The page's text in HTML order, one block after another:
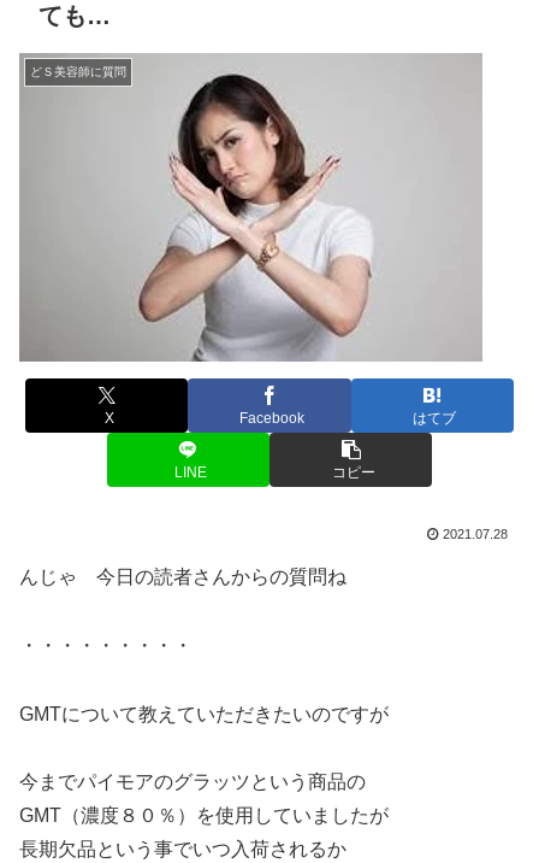
ても…
どＳ美容師に質問
X Facebook はてブ
LINE コピー
2021.07.28
んじゃ 今日の読者さんからの質問ね
・・・・・・・・・
GMTについて教えていただきたいのですが
今までパイモアのグラッツという商品の
GMT（濃度８０％）を使用していましたが
長期欠品という事でいつ入荷されるか